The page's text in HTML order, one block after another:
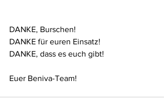
DANKE, Burschen!
DANKE für euren Einsatz!
DANKE, dass es euch gibt!
Euer Beniva-Team!